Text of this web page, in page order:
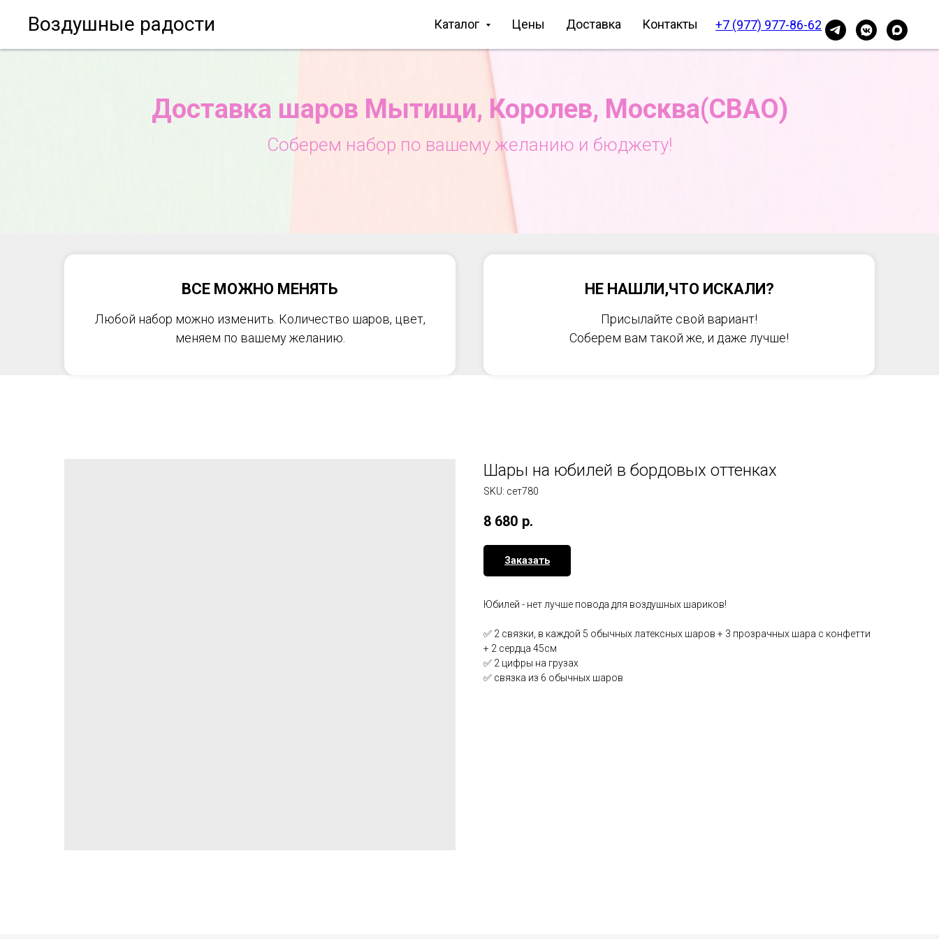
Воздушные радости Каталог Цены Доставка Контакты +7 (977) 977-86-62
Доставка шаров Мытищи, Королев, Москва(СВАО)
Соберем набор по вашему желанию и бюджету!
ВСЕ МОЖНО МЕНЯТЬ
Любой набор можно изменить. Количество шаров, цвет,
меняем по вашему желанию.
НЕ НАШЛИ,ЧТО ИСКАЛИ?
Присылайте свой вариант!
Соберем вам такой же, и даже лучше!
Шары на юбилей в бордовых оттенках
SKU: сет780
8 680 р.
Заказать
Юбилей - нет лучше повода для воздушных шариков!
✅ 2 связки, в каждой 5 обычных латексных шаров + 3 прозрачных шара с конфетти
+ 2 сердца 45см
✅ 2 цифры на грузах
✅ связка из 6 обычных шаров